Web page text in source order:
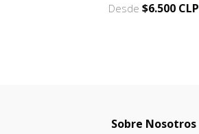
Desde $6.500 CLP
Sobre Nosotros